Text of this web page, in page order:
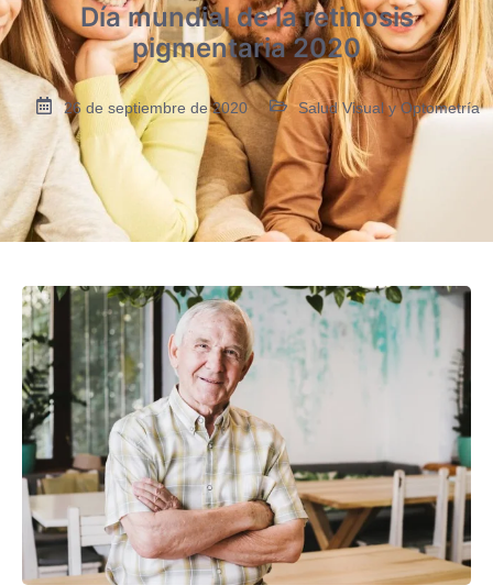
Día mundial de la retinosis
pigmentaria 2020
26 de septiembre de 2020 Salud Visual y Optometría